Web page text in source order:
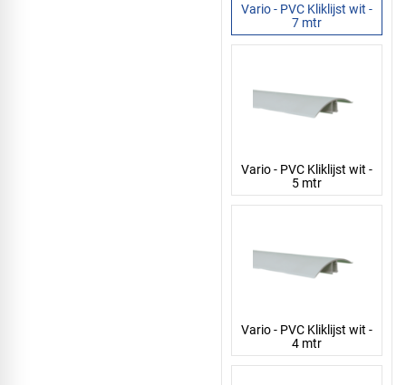
Vario - PVC Kliklijst wit -
7 mtr
Vario - PVC Kliklijst wit -
5 mtr
Vario - PVC Kliklijst wit -
4 mtr